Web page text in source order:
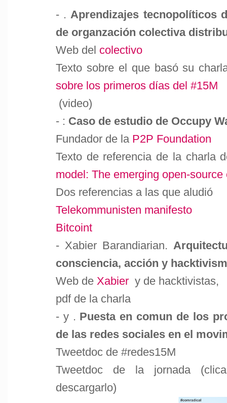
- .Aprendizajes tecnopolíticos
de organzación colectiva
Web del colectivo
Texto sobre el que basó su
sobre los primeros días del #15M
(video)
- : Caso de estudio de Occupy
Fundador de la P2P Foundation
Texto de referencia de la charla
model: The emerging open-
Dos referencias a las que aludió
Telekommunisten manifesto
Bitcoint
- Xabier Barandiarian.
consciencia, acción y
Web de Xabier y de hacktivistas,
pdf de la charla
- y . Puesta en comun de los
de las redes sociales en el
Tweetdoc de #redes15M
Tweetdoc de la jornada
descargarlo)